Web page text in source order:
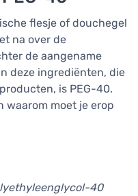
flesje of douchegel
na over de
de aangename
deze ingrediënten, die
is PEG-40.
waarom moet je erop
40